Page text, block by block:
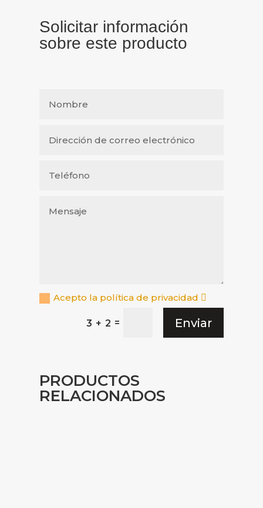
Solicitar información
sobre este producto
Acepto la política de privacidad
3 + 2 = Enviar
PRODUCTOS
RELACIONADOS